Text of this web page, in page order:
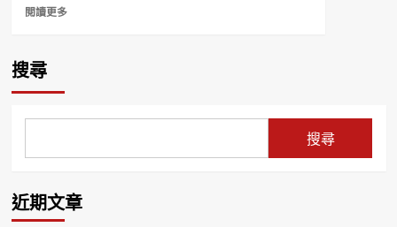
閱讀更多Read
院
屋
及
搜尋
搜尋
近期文章